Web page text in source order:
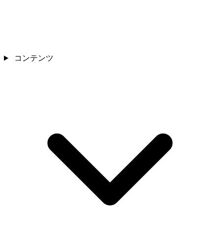
コンテンツ